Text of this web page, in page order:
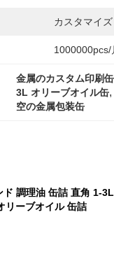
カスタマイズ
1000000pcs/
金属のカスタム印刷缶
3L オリーブオイル缶,
空の金属包装缶
ド 調理油 缶詰 直角 1-
リーブオイル 缶詰